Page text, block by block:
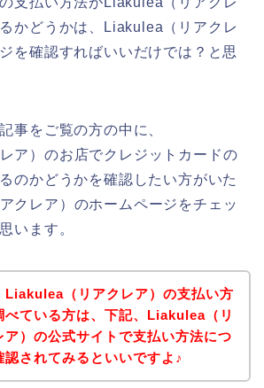
かどうかは、Liakulea（リアクレ
を確認すればいいだけでは？と思
事をご覧の方の中に、
ア）のお店でクレジットカードの
のかどうかを確認したい方がいた
クレア）のホームページをチェッ
います。
Liakulea（リアクレア）の支払い方
べている方は、下記、Liakulea（リ
ア）の公式サイトで支払い方法につ
認されてみるといいですよ♪